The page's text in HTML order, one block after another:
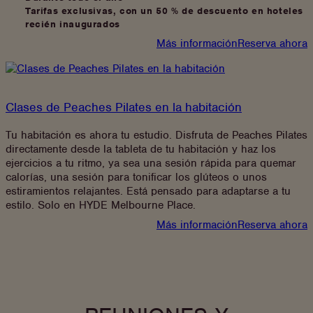
Tarifas exclusivas, con un 50 % de descuento en hoteles
recién inaugurados
Más información:Reserva ahora
Clases de Peaches Pilates en la habitación
Tu habitación es ahora tu estudio. Disfruta de Peaches Pilates
directamente desde la tableta de tu habitación y haz los
ejercicios a tu ritmo, ya sea una sesión rápida para quemar
calorías, una sesión para tonificar los glúteos o unos
estiramientos relajantes. Está pensado para adaptarse a tu
estilo. Solo en HYDE Melbourne Place.
Más información:Reserva ahora